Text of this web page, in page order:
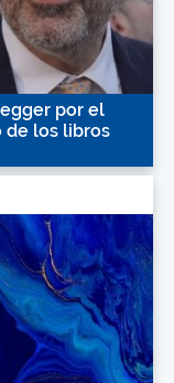
por el
de los libros